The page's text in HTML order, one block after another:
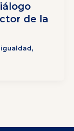
de la
,